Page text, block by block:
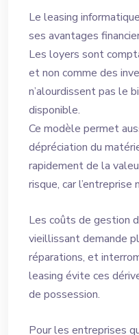
Le leasing
ses avantages
Les loyers sont
et non comme des
n’alourdissent pas le
disponible.
Ce modèle permet
dépréciation du
rapidement de la
risque, car
Les coûts de gestion
vieillissant demande
réparations, et
leasing évite ces
de possession.
Pour les entreprises